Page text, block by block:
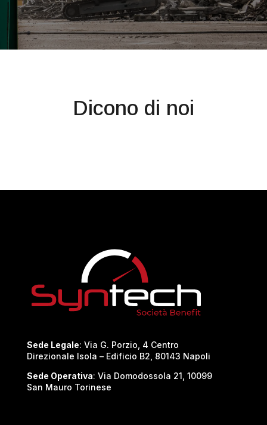
Dicono di noi
Sede Legale: Via G. Porzio, 4 Centro
Direzionale Isola – Edificio B2, 80143 Napoli
Sede Operativa: Via Domodossola 21, 10099
San Mauro Torinese